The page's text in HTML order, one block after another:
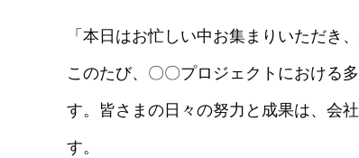
「本日はお忙しい中お集まりいただき
このたび、〇〇プロジェクトにおける
す。皆さまの日々の努力と成果は、会
す。